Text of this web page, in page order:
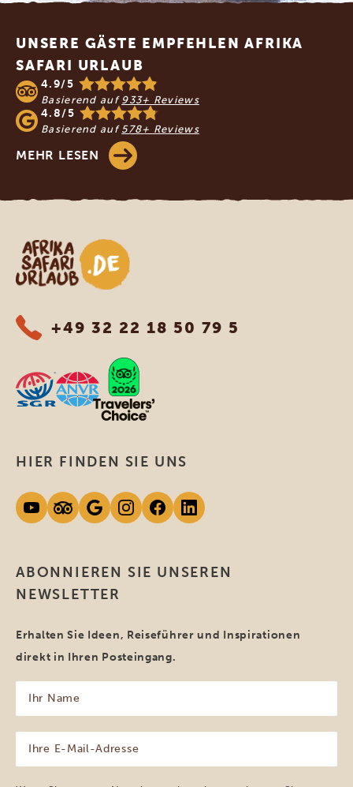
UNSERE GÄSTE EMPFEHLEN AFRIKA
SAFARI URLAUB
4.9/5
Basierend auf 933+ Reviews
4.8/5
Basierend auf 578+ Reviews
MEHR LESEN
Afrika Safari Urlaub
+49 32 22 18 50 79 5
ABONNIEREN SIE UNSEREN
NEWSLETTER
Erhalten Sie Ideen, Reiseführer und Inspirationen
direkt in Ihren Posteingang.
Name
(erforderlich)
Mail-
HIER FINDEN SIE UNS